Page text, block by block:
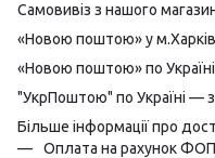
Самовивіз з нашого
«Новою поштою» у
«Новою поштою» по
"УкрПоштою" по Україні —
Більше інформації про
Оплата на рахунок ФОП